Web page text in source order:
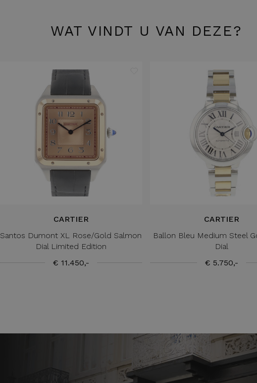
WAT VINDT U VAN DEZE?
CARTIER
Santos Dumont XL Rose/Gold Salmon
Dial Limited Edition
€ 11.450,-
CARTIER
Ballon Bleu Medium Steel
Dial
€ 5.750,-